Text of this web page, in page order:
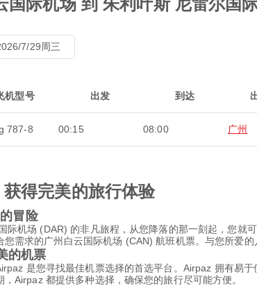
国际机场 到 朱利叶斯 尼雷尔国
7/29周三
机型号 出发 到达
787-8 00:15 08:00 广州
得完美的旅行体验
冒险
际机场 (DAR) 的非凡旅程，从您降落的那一刻起，您
需求的广州白云国际机场 (CAN) 航班机票。与您所爱的
的机票
是您寻找最佳机票选择的首选平台。Airpaz 拥有易
Airpaz 都提供多种选择，确保您的旅行尽可能方便。